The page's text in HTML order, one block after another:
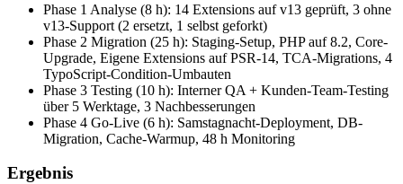
Phase 1 Analyse (8 h): 14 Extensions auf v13 geprüft, 3 ohne
v13-Support (2 ersetzt, 1 selbst geforkt)
Phase 2 Migration (25 h): Staging-Setup, PHP auf 8.2, Core-
Upgrade, Eigene Extensions auf PSR-14, TCA-Migrations, 4
TypoScript-Condition-Umbauten
Phase 3 Testing (10 h): Interner QA + Kunden-Team-Testing
über 5 Werktage, 3 Nachbesserungen
Phase 4 Go-Live (6 h): Samstagnacht-Deployment, DB-
Migration, Cache-Warmup, 48 h Monitoring
Ergebnis